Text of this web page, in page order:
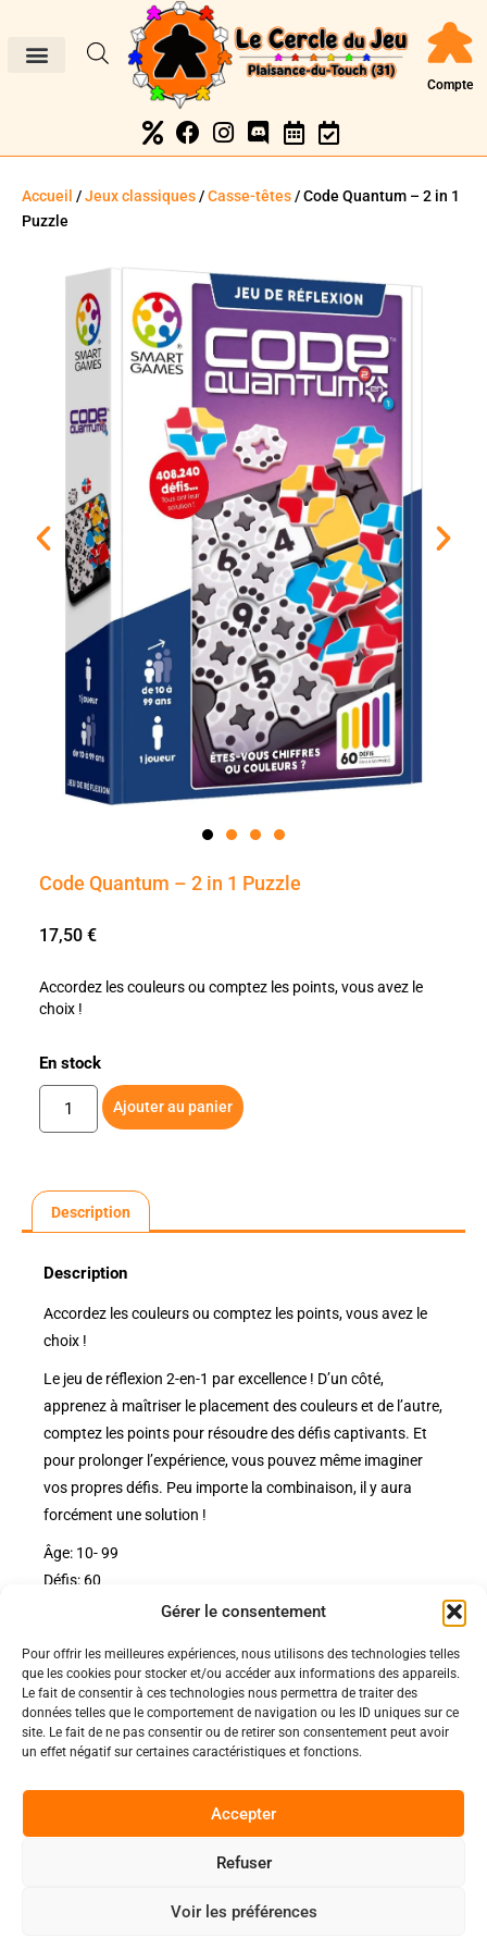
Gérer le consentement
Pour offrir les meilleures expériences, nous utilisons des technologies telles
que les cookies pour stocker et/ou accéder aux informations des appareils.
Le fait de consentir à ces technologies nous permettra de traiter des
données telles que le comportement de navigation ou les ID uniques sur ce
site. Le fait de ne pas consentir ou de retirer son consentement peut avoir
un effet négatif sur certaines caractéristiques et fonctions.
Accepter
Refuser
Voir les préférences
Compte
Accueil /Jeux classiques/Casse-têtes/ Code Quantum – 2 in 1
Puzzle
Code Quantum – 2 in 1 Puzzle
17,50 €
Accordez les couleurs ou comptez les points, vous avez le
choix !
En stock
Ajouter au panier
Description
Description
Accordez les couleurs ou comptez les points, vous avez le
choix !
Le jeu de réflexion 2-en-1 par excellence ! D’un côté,
apprenez à maîtriser le placement des couleurs et de l’autre,
comptez les points pour résoudre des défis captivants. Et
pour prolonger l’expérience, vous pouvez même imaginer
vos propres défis. Peu importe la combinaison, il y aura
forcément une solution !
Âge: 10- 99
Défis: 60
Nos pages
Nos évènements
Nous contacter
Politiques
Politique de confidentialité
Nos conditions de vente et livraison
Code de conduite